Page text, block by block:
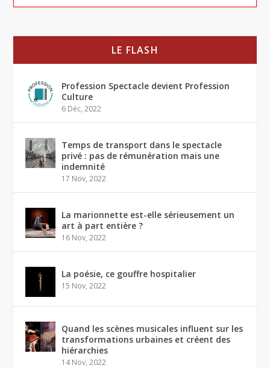
LE FLASH
Profession Spectacle devient Profession
Culture
6 Déc, 2022
Temps de transport dans le spectacle
privé : pas de rémunération mais une
indemnité
17 Nov, 2022
La marionnette est-elle sérieusement un
art à part entière ?
16 Nov, 2022
La poésie, ce gouffre hospitalier
15 Nov, 2022
Quand les scènes musicales influent sur les
transformations urbaines et créent des
hiérarchies
14 Nov, 2022